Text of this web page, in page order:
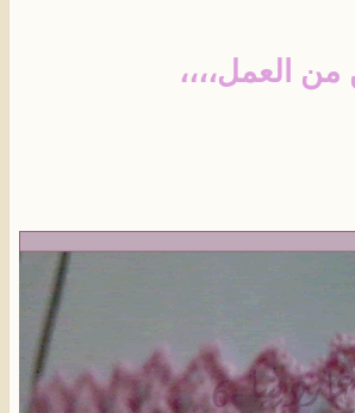
العمل،،،،